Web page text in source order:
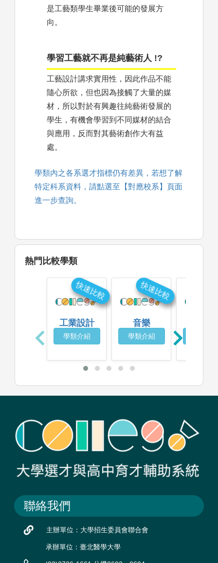
是工藝類學生畢業後可能的發展方
向。
學習工藝就不再是純藝術人 !?
工藝設計講求實用性，因此作品不能
隨心所欲，但也因為接觸了大量的媒
材，所以對於有興趣往純藝術發展的
學生，有機會學習到不同媒材的結合
與應用，反而對其藝術創作大有益
處。
學類內之各系選才指標仍有差異，若想了解
特定科系資料，請點選至【對應校系】頁面
進一步查詢。
熱門比較學類
工業設計
學類介紹
快速比較
音樂
學類介紹
快速比較
聯絡我們
主辦單位：大學招生委員會聯合會
承辦單位：臺北醫學大學